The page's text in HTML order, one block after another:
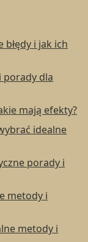
i jak ich
porady dla
mają efekty?
idealne
porady i
metody i
metody i